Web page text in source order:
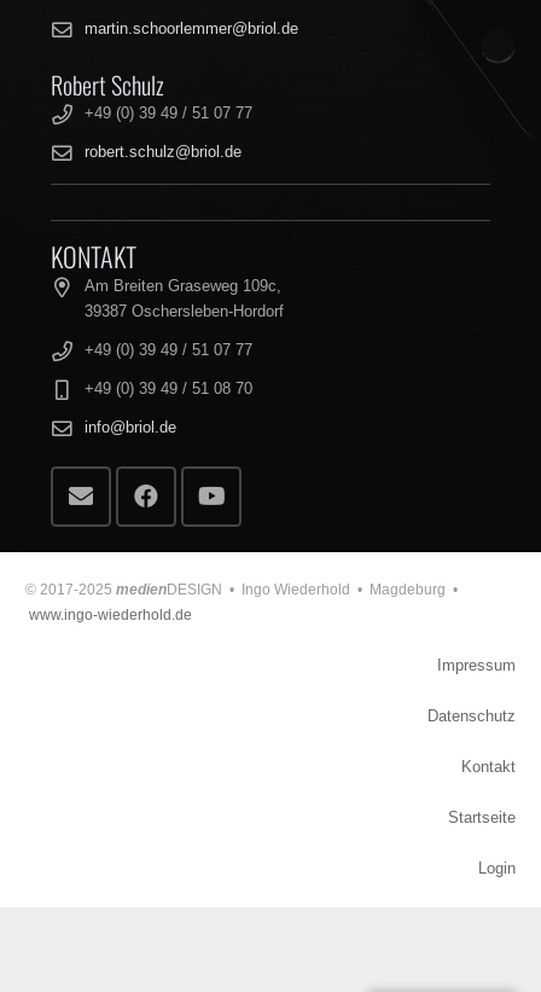
martin.schoorlemmer@briol.de
Robert Schulz
+49 (0) 39 49 / 51 07 77
robert.schulz@briol.de
KONTAKT
Am Breiten Graseweg 109c,
39387 Oschersleben-Hordorf
+49 (0) 39 49 / 51 07 77
+49 (0) 39 49 / 51 08 70
info@briol.de
© 2017-2025 medienDESIGN • Ingo Wiederhold • Magdeburg •
www.ingo-wiederhold.de
Impressum
Datenschutz
Kontakt
Startseite
Login